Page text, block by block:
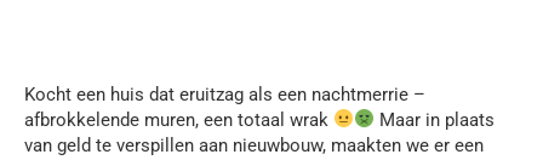
Kocht een huis dat eruitzag als een nachtmerrie –
afbrokkelende muren, een totaal wrak
Maar in plaats
van geld te verspillen aan nieuwbouw, maakten we er een